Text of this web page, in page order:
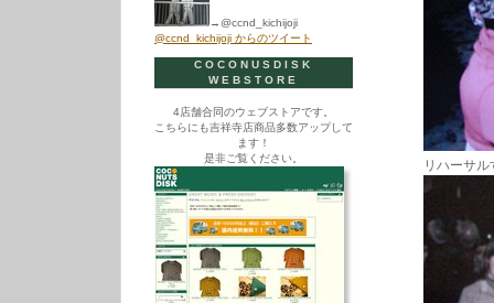
リハーサルす
→@ccnd_kichijoji
@ccnd_kichijoji からのツイート
COCONUSDISK
WEBSTORE
4店舗合同のウェブストアです。
こちらにも吉祥寺店商品多数アップして
ます！
是非ご覧ください。